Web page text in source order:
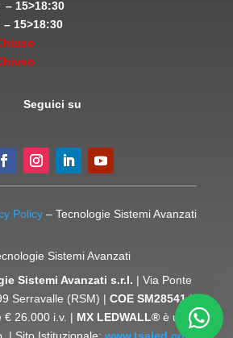
15>18:30
15>18:30
Seguici su
Policy – Tecnologie Sistemi Avanzati
Sistemi Avanzati
Sistemi Avanzati s.r.l. | Via Ponte
Serravalle (RSM) | COE SM28541|
€ 26.000 i.v. | MX LEDWALL®è un